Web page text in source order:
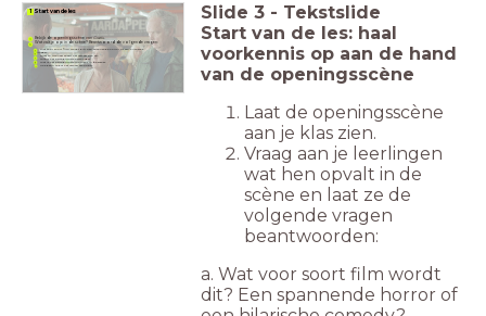
Bekijk de openingsscène van
Wat valt je op in de scène? Beantwoord de volgende vragen:
Wat voor soort film wordt dit? Een spannende horror of een hilarische
comedy?
Waar en wanneer speelt het verhaal zich af?
Wie is het belangrijkste personage?
Wat is het belangrijkste moment in de scène?
Hoe denk je dat het verhaal verloopt?
1 Start van de les Slide 3 - Tekstslide
Start van de les: haal
voorkennis op aan de hand
van de openingsscène
Laat de openingsscène
aan je klas zien.
Vraag aan je leerlingen
wat hen opvalt in de
scène en laat ze de
volgende vragen
beantwoorden:
a. Wat voor soort film wordt
dit? Een spannende horror of